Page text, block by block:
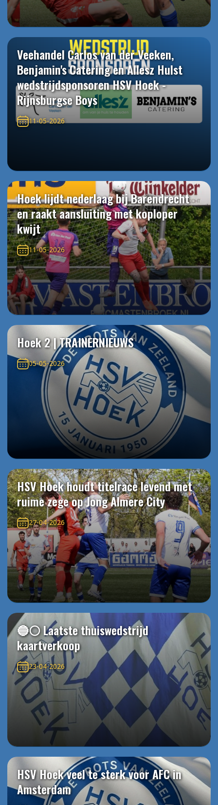
Veehandel Carlos van der Veeken,
Benjamin's Catering en Allesz Hulst
wedstrijdsponsoren HSV Hoek -
Rijnsburgse Boys
11-05-2026
Hoek lijdt nederlaag bij Barendrecht
en raakt aansluiting met koploper
kwijt
11-05-2026
Hoek 2 | TRAINERNIEUWS
05-05-2026
HSV Hoek houdt titelrace levend met
ruime zege op Jong Almere City
27-04-2026
🔵⚪️ Laatste thuiswedstrijd
kaartverkoop
23-04-2026
HSV Hoek veel te sterk voor AFC in
Amsterdam